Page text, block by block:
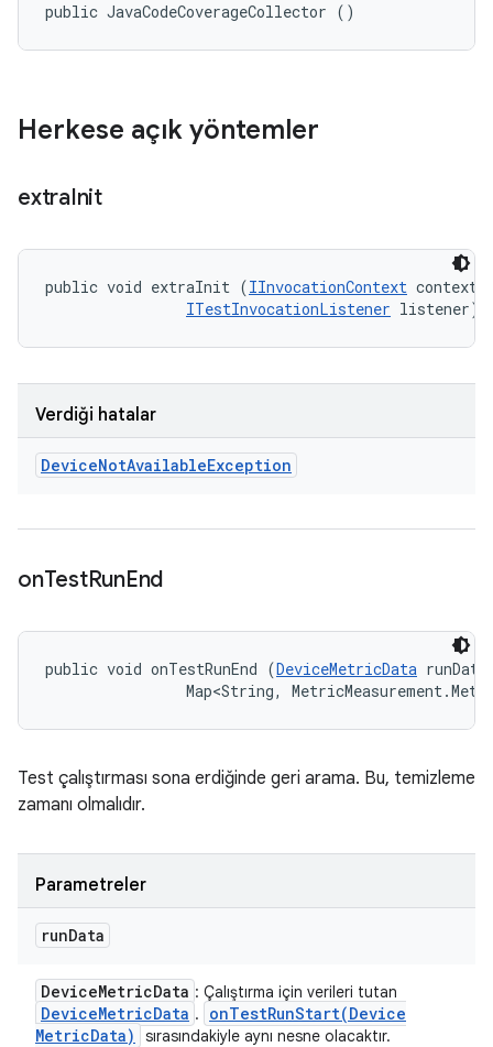
public JavaCodeCoverageCollector ()
Herkese açık yöntemler
extraInit
public void extraInit (IInvocationContext
ITestInvocationListener listener)
Verdiği hatalar
DeviceNotAvailableException
onTestRunEnd
public void onTestRunEnd (DeviceMetricData
Map<String,
Test çalıştırması sona erdiğinde geri arama. Bu, temizleme
zamanı olmalıdır.
Parametreler
runData
DeviceMetricData : Çalıştırma için verileri tutan
DeviceMetricData . onTestRunStart(Device
MetricData) sırasındakiyle aynı nesne olacaktır.